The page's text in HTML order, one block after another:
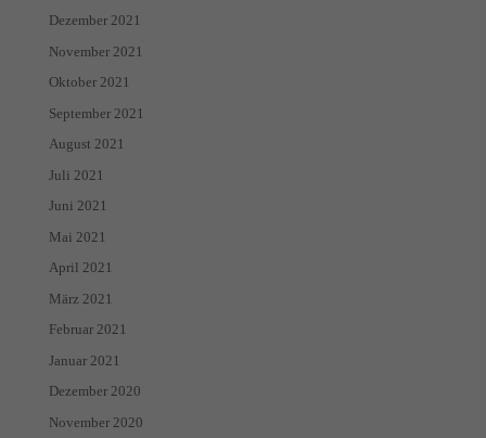
Dezember 2021
November 2021
Oktober 2021
September 2021
August 2021
Juli 2021
Juni 2021
Mai 2021
April 2021
März 2021
Februar 2021
Januar 2021
Dezember 2020
November 2020